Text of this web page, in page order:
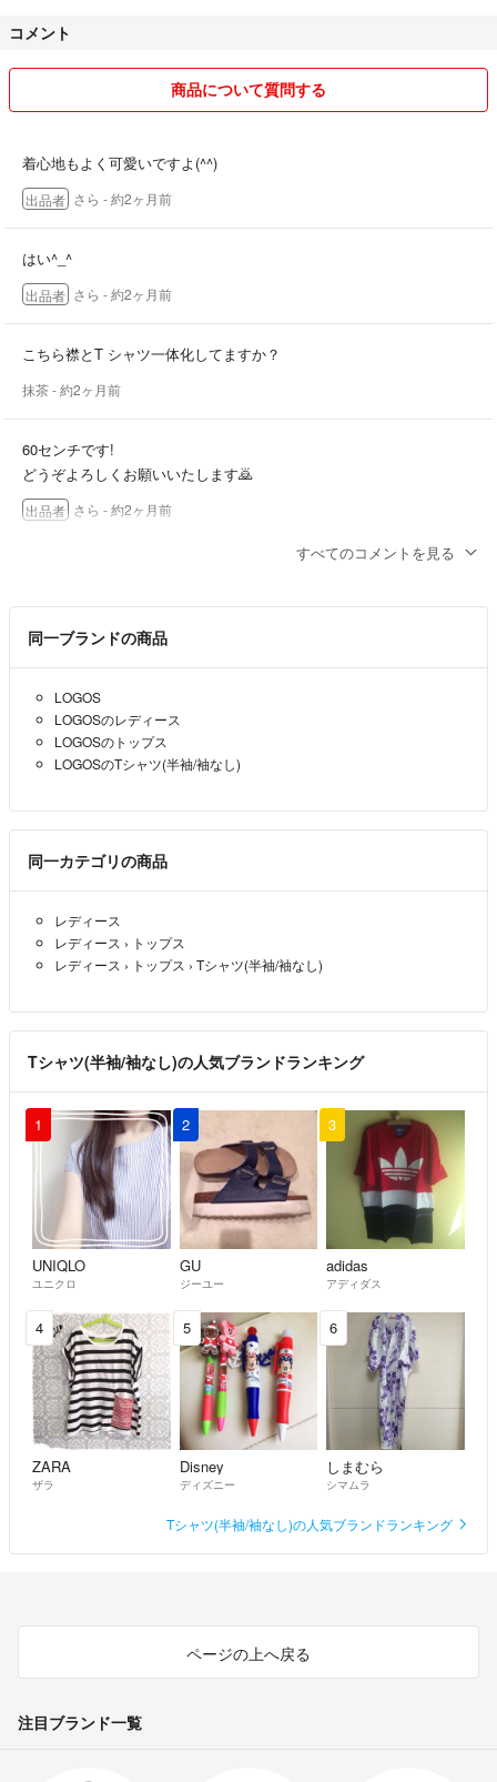
コメント
商品について質問する
着心地もよく可愛いですよ(^^)
出品者 さら - 約2ヶ月前
はい^_^
出品者 さら - 約2ヶ月前
こちら襟とT シャツ一体化してますか？
抹茶- 約2ヶ月前
60センチです!
どうぞよろしくお願いいたします🙇
出品者 さら - 約2ヶ月前
出品者 さら- 約2ヶ月前
コメントお願いします!!
着丈を教えてください
抹茶 - 約2ヶ月前
すべてのコメントを見る
同一ブランドの商品
LOGOS
LOGOSのレディース
LOGOSのトップス
LOGOSのTシャツ(半袖/袖なし)
同一カテゴリの商品
レディース
レディース › トップス
レディース › トップス › Tシャツ(半袖/袖なし)
Tシャツ(半袖/袖なし)の人気ブランドランキング
1
UNIQLO
ユニクロ
2
GU
ジーユー
3
adidas
アディダス
4
ZARA
ザラ
5
Disney
ディズニー
6
しまむら
シマムラ
Tシャツ(半袖/袖なし)の人気ブランドランキング
ページの上へ戻る
注目ブランド一覧